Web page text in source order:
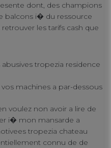
dont, des champions
balcons i� du ressource
les tarifs cash que
tropezia residence
machines a par-dessous
voulez non avoir a lire de
i� mon mansarde a
tropezia chateau
connu de de